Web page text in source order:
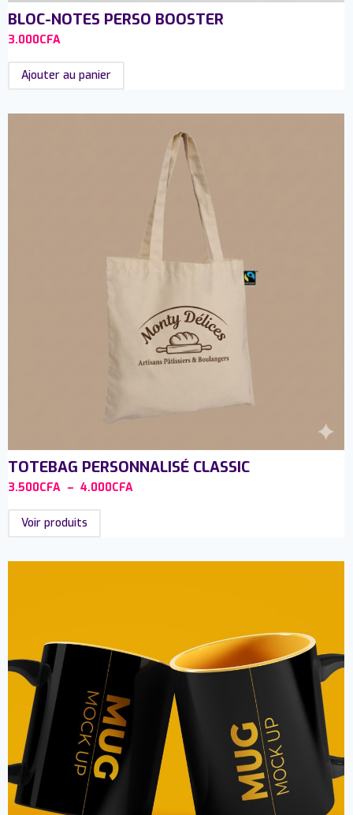
BLOC-NOTES PERSO BOOSTER
3.000CFA
Ajouter au panier
TOTEBAG PERSONNALISÉ CLASSIC
3.500CFA – 4.000CFA
Voir produits